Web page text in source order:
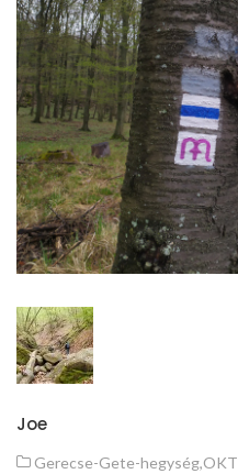
Joe
Gerecse-Gete-hegység,OKT